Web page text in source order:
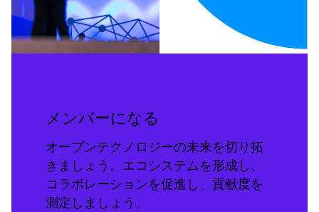
メンバーになる
オープンテクノロジーの未来を切り拓
きましょう。エコシステムを形成し、
コラボレーションを促進し、貢献度を
測定しましょう。